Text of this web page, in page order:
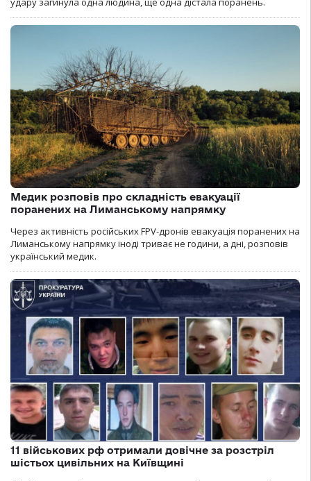
Медик розповів про складність евакуації
поранених на Лиманському напрямку
Через активність російських FPV-дронів евакуація поранених на
Лиманському напрямку іноді триває не години, а дні, розповів
український медик.
11 військових рф отримали довічне за розстріл
шістьох цивільних на Київщині